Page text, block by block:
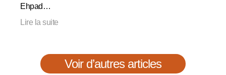
Ehpad…
Lire la suite
Voir d’autres articles